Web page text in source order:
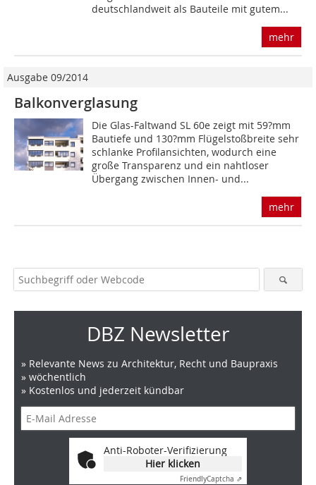
deutschlandweit als Bauteile mit gutem...
mehr
Ausgabe 09/2014
Balkonverglasung
Die Glas-Faltwand SL 60e zeigt mit 59?mm
Bautiefe und 130?mm Flügelstoßbreite sehr
schlanke Profilansichten, wodurch eine
große Transparenz und ein nahtloser
Übergang zwischen Innen- und...
mehr
DBZ Newsletter
» Relevante News zu Architektur, Recht und Baupraxis
» wöchentlich
» Kostenlos und jederzeit kündbar
Anti-Roboter-Verifizierung
Hier klicken
FriendlyCaptcha ⇗